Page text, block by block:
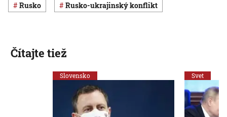
Rusko rusko-ukrajinský konflikt
Čítajte tiež
Slovensko Svet